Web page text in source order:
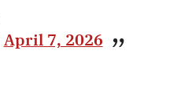
April 7, 2026